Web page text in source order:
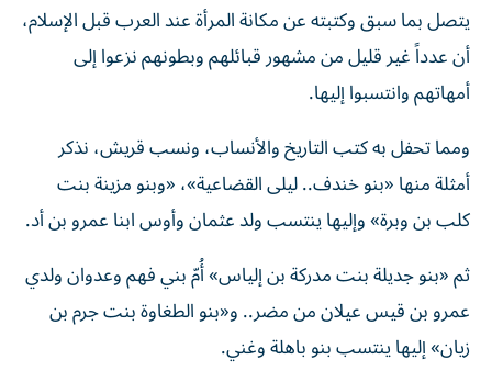
يتصل بما سبق وكتبته عن مكانة المرأة عند العرب قبل الإسلام،
أن عدداً غير قليل من مشهور قبائلهم وبطونهم نزعوا إلى
أمهاتهم وانتسبوا إليها.
ومما تحفل به كتب التاريخ والأنساب، ونسب قريش، نذكر
أمثلة منها «بنو خندف.. ليلى القضاعية»، «وبنو مزينة بنت
كلب بن وبرة» وإليها ينتسب ولد عثمان وأوس ابنا عمرو بن أد.
ثم «بنو جديلة بنت مدركة بن إلياس» أُمّ بني فهم وعدوان ولدي
عمرو بن قيس عيلان من مضر.. و«بنو الطغاوة بنت جرم بن
زيان» إليها ينتسب بنو باهلة وغني.